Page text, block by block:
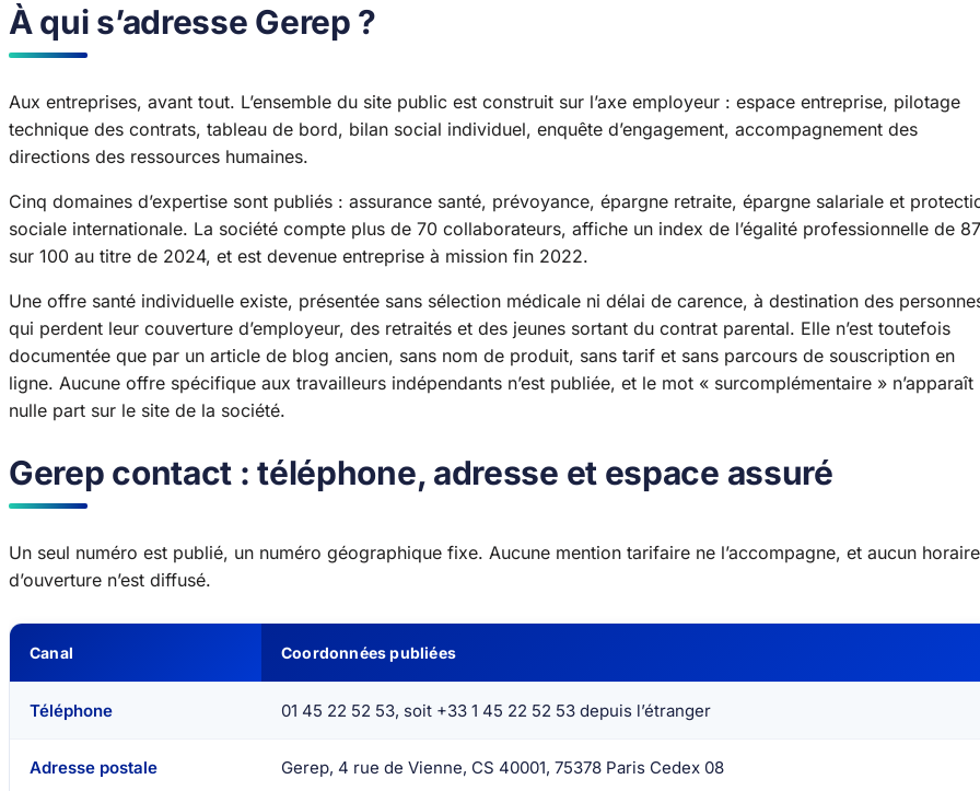
À qui s’adresse Gerep ?
Aux entreprises, avant tout. L’ensemble du site public est construit sur l’axe employeur : espace entreprise, pilotage
technique des contrats, tableau de bord, bilan social individuel, enquête d’engagement, accompagnement des
directions des ressources humaines.
Cinq domaines d’expertise sont publiés : assurance santé, prévoyance, épargne retraite, épargne salariale et
sociale internationale. La société compte plus de 70 collaborateurs, affiche un index de l’égalité professionnelle de 87
sur 100 au titre de 2024, et est devenue entreprise à mission fin 2022.
Une offre santé individuelle existe, présentée sans sélection médicale ni délai de carence, à destination des
qui perdent leur couverture d’employeur, des retraités et des jeunes sortant du contrat parental. Elle n’est toutefois
documentée que par un article de blog ancien, sans nom de produit, sans tarif et sans parcours de souscription en
ligne. Aucune offre spécifique aux travailleurs indépendants n’est publiée, et le mot « surcomplémentaire » n’apparaît
nulle part sur le site de la société.
Gerep contact : téléphone, adresse et espace assuré
Un seul numéro est publié, un numéro géographique fixe. Aucune mention tarifaire ne l’accompagne, et aucun horaire
d’ouverture n’est diffusé.
Canal Coordonnées publiées
Téléphone 01 45 22 52 53, soit +33 1 45 22 52 53 depuis l’étranger
Adresse postale Gerep, 4 rue de Vienne, CS 40001, 75378 Paris Cedex 08